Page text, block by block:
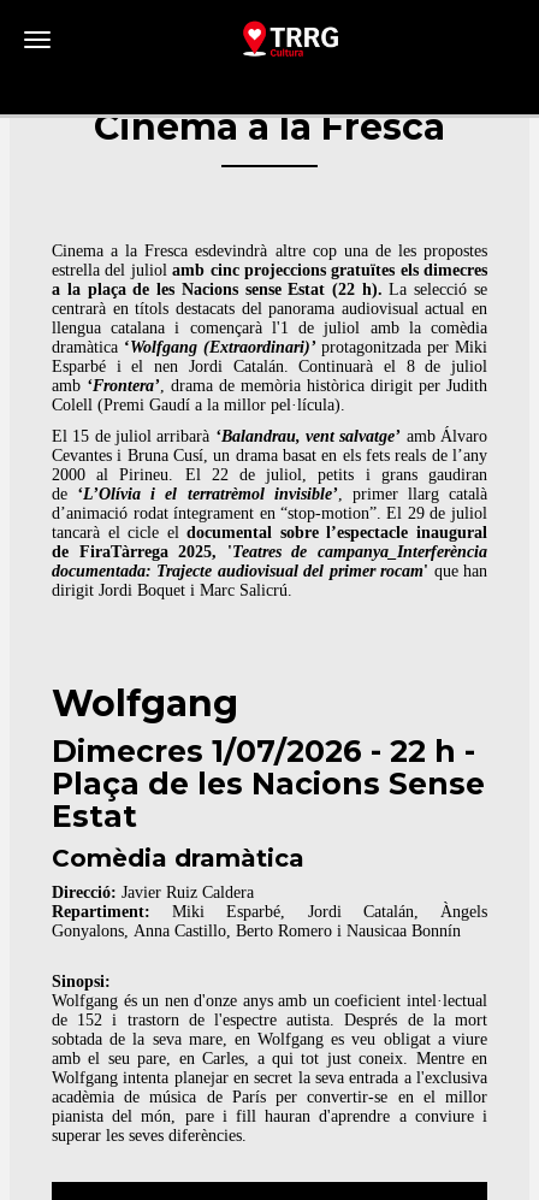
Toggle navigation
Cinema a la Fresca
Cinema a la Fresca esdevindrà altre cop una de les propostes
estrella del juliolamb cinc projeccions gratuïtes els dimecres
a la plaça de les Nacions sense Estat (22 h). La selecció se
centrarà en títols destacats del panorama audiovisual actual en
llengua catalana i començarà l'1 de juliol amb la comèdia
dramàtica ‘Wolfgang (Extraordinari)’protagonitzada per Miki
Esparbé i el nen Jordi Catalán. Continuarà el 8 de juliol
amb ‘Frontera’, drama de memòria històrica dirigit per Judith
Colell (Premi Gaudí a la millor pel·lícula).
El 15 de juliol arribarà ‘Balandrau, vent salvatge’ amb Álvaro
Cevantes i Bruna Cusí, un drama basat en els fets reals de l’any
2000 al Pirineu. El 22 de juliol, petits i grans gaudiran
de ‘L’Olívia i el terratrèmol invisible’, primer llarg català
d’animació rodat íntegrament en “stop-motion”. El 29 de juliol
tancarà el cicle eldocumental sobre l’espectacle inaugural
de FiraTàrrega 2025, 'Teatres de campanya_Interferència
documentada: Trajecte audiovisual del primer rocam' que han
dirigit Jordi Boquet i Marc Salicrú.
Wolfgang
Dimecres 1/07/2026 - 22 h -
Plaça de les Nacions Sense
Estat
Comèdia dramàtica
Direcció:Javier Ruiz Caldera
Repartiment:Miki Esparbé, Jordi Catalán, Àngels
Gonyalons, Anna Castillo, Berto Romero i Nausicaa Bonnín
Sinopsi:
Wolfgang és un nen d'onze anys amb un coeficient intel·lectual
de 152 i trastorn de l'espectre autista. Després de la mort
sobtada de la seva mare, en Wolfgang es veu obligat a viure
amb el seu pare, en Carles, a qui tot just coneix. Mentre en
Wolfgang intenta planejar en secret la seva entrada a l'exclusiva
acadèmia de música de París per convertir-se en el millor
pianista del món, pare i fill hauran d'aprendre a conviure i
superar les seves diferències.